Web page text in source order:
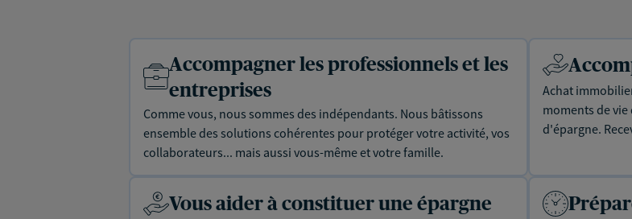
Accompagner les professionnels et les
entreprises
Comme vous, nous sommes des indépendants. Nous bâtissons
ensemble des solutions cohérentes pour protéger votre activité, vos
collaborateurs... mais aussi vous-même et votre famille.
Achat
moments de
d'épargne.
Vous aider à constituer une épargne